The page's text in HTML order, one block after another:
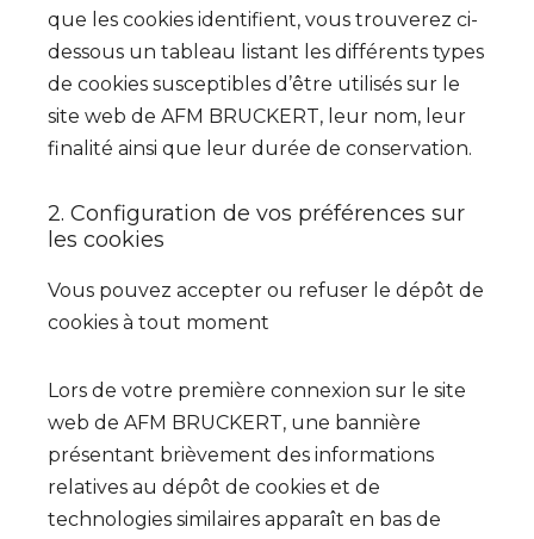
que les cookies identifient, vous trouverez ci-
dessous un tableau listant les différents types
de cookies susceptibles d’être utilisés sur le
site web de AFM BRUCKERT, leur nom, leur
finalité ainsi que leur durée de conservation.
2. Configuration de vos préférences sur
les cookies
Vous pouvez accepter ou refuser le dépôt de
cookies à tout moment
Lors de votre première connexion sur le site
web de AFM BRUCKERT, une bannière
présentant brièvement des informations
relatives au dépôt de cookies et de
technologies similaires apparaît en bas de